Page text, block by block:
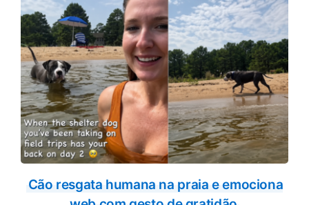
Cão resgata humana na praia e emociona